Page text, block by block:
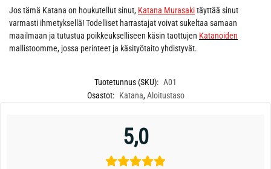
Jos tämä Katana on houkutellut sinut, Katana Murasakitäyttää sinut
varmasti ihmetyksellä! Todelliset harrastajat voivat sukeltaa samaan
maailmaan ja tutustua poikkeukselliseen käsin taottujen Katanoiden
mallistoomme, jossa perinteet ja käsityötaito yhdistyvät.
Tuotetunnus (SKU): A01
Osastot: Katana,Aloitustaso
5,0